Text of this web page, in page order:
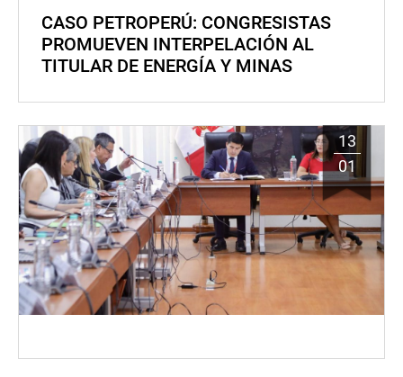
CASO PETROPERÚ: CONGRESISTAS
PROMUEVEN INTERPELACIÓN AL
TITULAR DE ENERGÍA Y MINAS
13
01